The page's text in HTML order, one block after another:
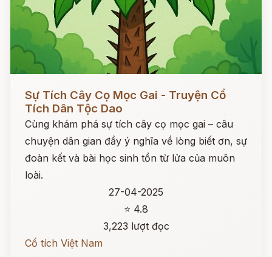
Sự Tích Cây Cọ Mọc Gai - Truyện Cổ
Tích Dân Tộc Dao
Cùng khám phá sự tích cây cọ mọc gai – câu
chuyện dân gian đầy ý nghĩa về lòng biết ơn, sự
đoàn kết và bài học sinh tồn từ lửa của muôn
loài.
27-04-2025
⭐ 4.8
3,223 lượt đọc
Cổ tích Việt Nam